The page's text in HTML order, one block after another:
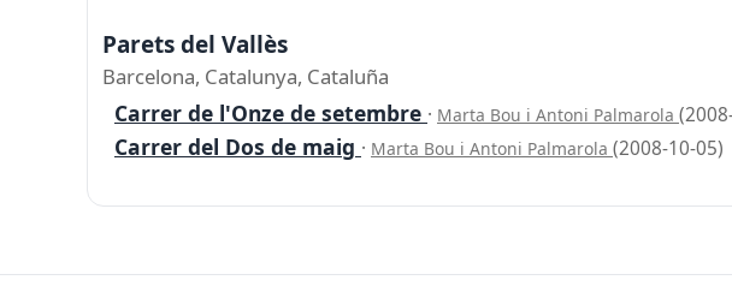
Parets del Vallès
Barcelona, Catalunya, Cataluña
Carrer de l'Onze de setembre · Marta Bou i Antoni Palmarola
Carrer del Dos de maig · Marta Bou i Antoni Palmarola (2008-10-05)